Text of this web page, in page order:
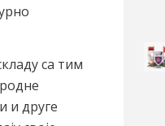
са тим
и друге